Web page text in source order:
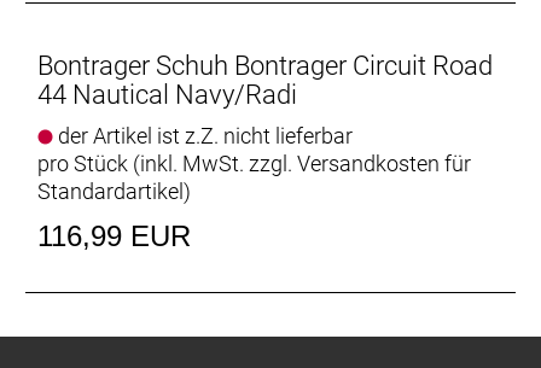
Bontrager Schuh Bontrager Circuit Road
44 Nautical Navy/Radi
der Artikel ist z.Z. nicht lieferbar
pro Stück (inkl. MwSt. zzgl. Versandkosten für
Standardartikel)
116,99 EUR